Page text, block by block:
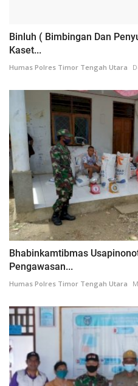
Binluh ( Bimbingan Dan
Kaset...
Humas Polres Timor Tengah Utara
Bhabinkamtibmas
Pengawasan...
Humas Polres Timor Tengah Utara